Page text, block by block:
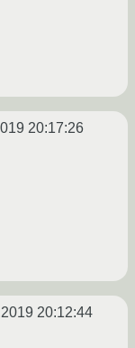
20:17:26
20:12:44